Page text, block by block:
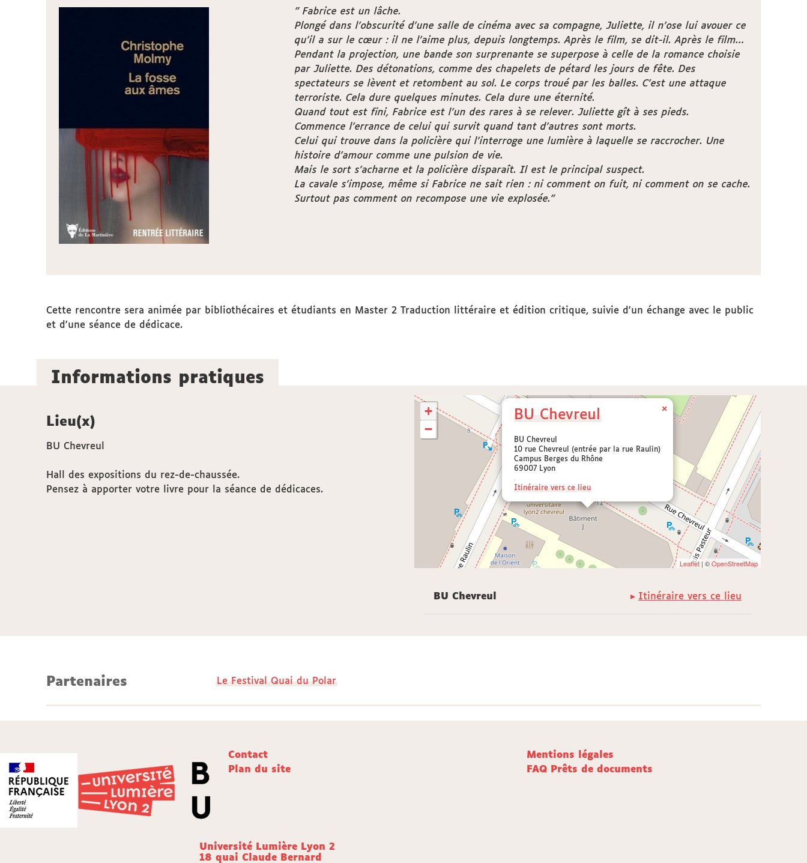
" Fabrice est un lâche.
Plongé dans l’obscurité d’une salle de cinéma avec sa compagne, Juliette, il n’ose lui avouer ce
qu’il a sur le cœur : il ne l’aime plus, depuis longtemps. Après le film, se dit-il. Après le film…
Pendant la projection, une bande son surprenante se superpose à celle de la romance choisie
par Juliette. Des détonations, comme des chapelets de pétard les jours de fête. Des
spectateurs se lèvent et retombent au sol. Le corps troué par les balles. C’est une attaque
terroriste. Cela dure quelques minutes. Cela dure une éternité.
Quand tout est fini, Fabrice est l’un des rares à se relever. Juliette gît à ses pieds.
Commence l’errance de celui qui survit quand tant d’autres sont morts.
Celui qui trouve dans la policière qui l’interroge une lumière à laquelle se raccrocher. Une
histoire d’amour comme une pulsion de vie.
Mais le sort s’acharne et la policière disparaît. Il est le principal suspect.
La cavale s’impose, même si Fabrice ne sait rien : ni comment on fuit, ni comment on se cache.
Surtout pas comment on recompose une vie explosée."
Cette rencontre sera animée par bibliothécaires et étudiants en Master 2 Traduction littéraire et édition critique, suivie d'un échange avec le public
et d'une séance de dédicace.
Informations pratiques
Lieu(x)
BU Chevreul
Hall des expositions du rez-de-chaussée.
Pensez à apporter votre livre pour la séance de dédicaces.
BU Chevreul
BU Chevreul
10 rue Chevreul (entrée par la rue Raulin)
Campus Berges du Rhône
69007 Lyon
Itinéraire vers ce lieu
×
+
−
Leaflet| ©OpenStreetMap
Itinéraire vers ce lieu
BU Chevreul
Partenaires Le Festival Quai du Polar
Contact
Mentions légales
Plan du site
FAQ Prêts de documents
Université Lumière Lyon 2
18 quai Claude Bernard